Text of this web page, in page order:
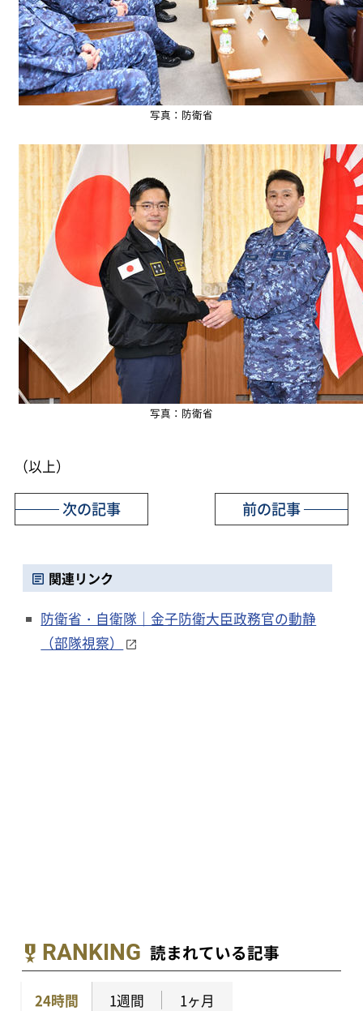
写真：防衛省
写真：防衛省
（以上）
前の記事
次の記事
関連リンク
防衛省・自衛隊｜金子防衛大臣政務官の動静
（部隊視察）
RANKING 読まれている記事
24時間 1週間 1ヶ月